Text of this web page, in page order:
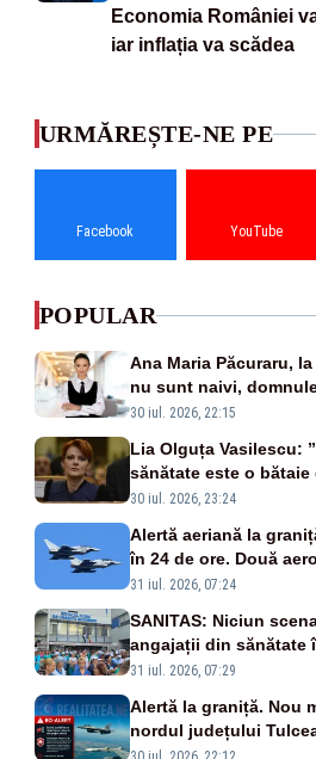
Economia României
iar inflația va scădea
URMĂREȘTE-NE PE
Facebook YouTube
POPULAR
Ana Maria Păcuraru,
nu sunt naivi,
30 iul. 2026, 22:15
Lia Olguța Vasilescu:
sănătate este o bătaie
guvernează
30 iul. 2026, 23:24
Alertă aeriană la
în 24 de ore. Două
britanice au fost
31 iul. 2026, 07:24
SANITAS: Niciun
angajații din sănătate
salarizării
31 iul. 2026, 07:29
Alertă la graniță. Nou
nordul județului
la sol două avioane F-